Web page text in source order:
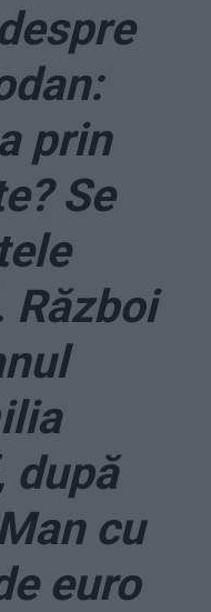
prin
Se
după
cu
euro